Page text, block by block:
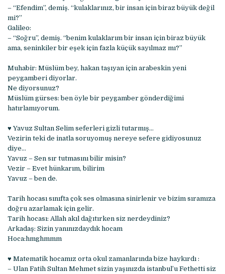
– “Efendim”, demiş. “kulaklarınız, bir insan için biraz büyük değil
mi?”
Galileo:
– “Soğru”, demiş. “benim kulaklarım bir insan için biraz büyük
ama, seninkiler bir eşek için fazla küçük sayılmaz mı?”
Muhabir: Müslüm bey, hakan taşıyan için arabeskin yeni
peygamberi diyorlar.
Ne diyorsunuz?
Müslüm gürses: ben öyle bir peygamber gönderdiğimi
hatırlamıyorum.
♥ Yavuz Sultan Selim seferleri gizli tutarmış…
Vezirin teki de inatla soruyomuş nereye sefere gidiyosunuz
diye…
Yavuz – Sen sır tutmasını bilir misin?
Vezir – Evet hünkarım, bilirim
Yavuz – ben de.
Tarih hocası sınıfta çok ses olmasına sinirlenir ve bizim sıramıza
doğru azarlamak için gelir.
Tarih hocası: Allah akıl dağıtırken siz nerdeydiniz?
Arkadaş: Sizin yanınızdaydık hocam
Hoca:hmghmmm
♥ Matematik hocamız orta okul zamanlarında bize haykırdı :
– Ulan Fatih Sultan Mehmet sizin yaşınızda istanbul’u Fethetti siz